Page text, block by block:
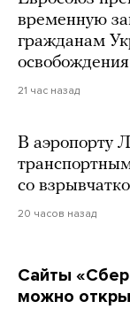
временную
гражданам
21 час назад
В аэропорту
со
20 часов назад
Сайты
можно